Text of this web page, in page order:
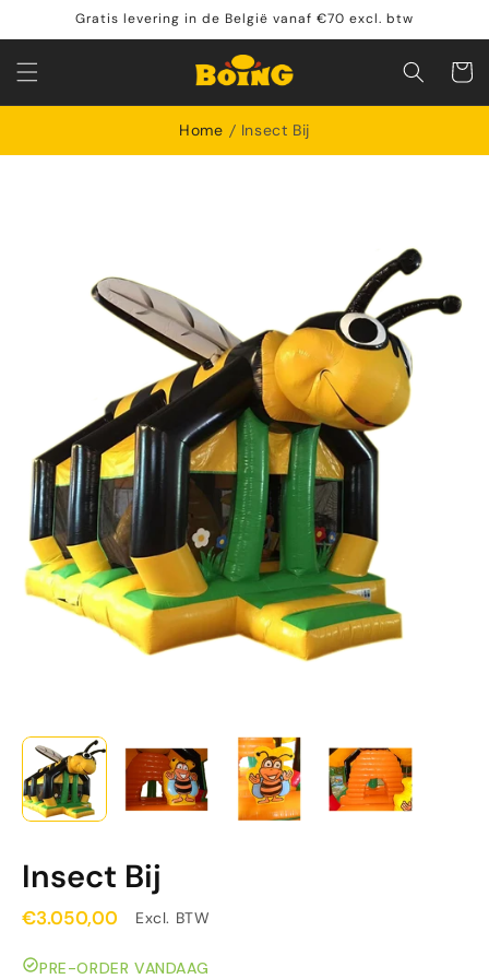
naar de
content
Gratis levering in de België vanaf €70 excl. btw
Home Insect Bij
Insect Bij
€3.050,00 Excl. BTW
PRE-ORDER VANDAAG